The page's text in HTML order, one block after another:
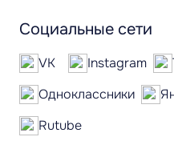
Социальные сети
VK Instagram
Одноклассники
Rutube